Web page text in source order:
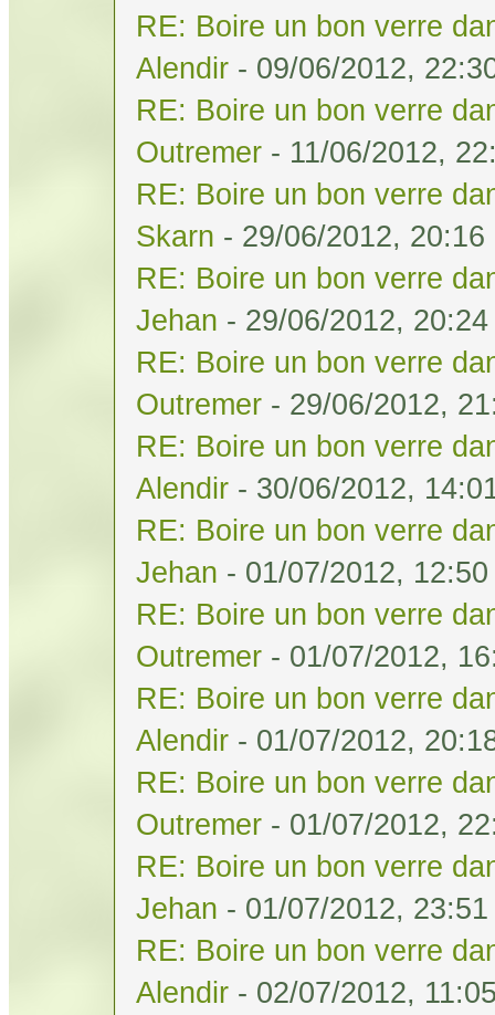
RE: Boire un bon verre
Alendir - 09/06/2012,
RE: Boire un bon verre
Outremer - 11/06/2012,
RE: Boire un bon verre
Skarn - 29/06/2012, 20:16
RE: Boire un bon verre
Jehan - 29/06/2012, 20:24
RE: Boire un bon verre
Outremer - 29/06/2012,
RE: Boire un bon verre
Alendir - 30/06/2012,
RE: Boire un bon verre
Jehan - 01/07/2012, 12:50
RE: Boire un bon verre
Outremer - 01/07/2012,
RE: Boire un bon verre
Alendir - 01/07/2012,
RE: Boire un bon verre
Outremer - 01/07/2012,
RE: Boire un bon verre
Jehan - 01/07/2012, 23:51
RE: Boire un bon verre
Alendir - 02/07/2012,